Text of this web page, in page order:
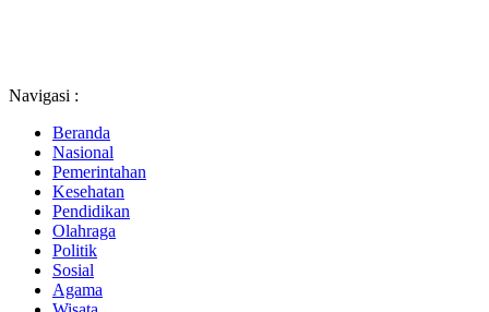
Navigasi :
Beranda
Nasional
Pemerintahan
Kesehatan
Pendidikan
Olahraga
Politik
Sosial
Agama